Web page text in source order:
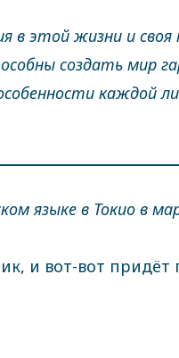
в этой жизни и
создать мир
каждой
языке в Токио в
и вот-вот